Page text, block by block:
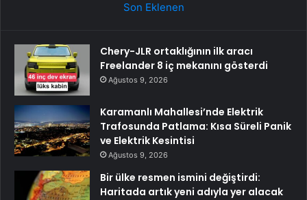
Son Eklenen
Chery-JLR ortaklığının ilk aracı
Freelander 8 iç mekanını gösterdi
Ağustos 9, 2026
Karamanlı Mahallesi’nde Elektrik
Trafosunda Patlama: Kısa Süreli Panik
ve Elektrik Kesintisi
Ağustos 9, 2026
Bir ülke resmen ismini değiştirdi:
Haritada artık yeni adıyla yer alacak